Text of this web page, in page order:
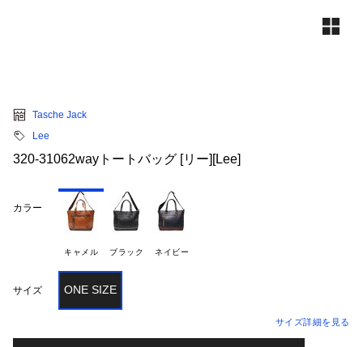
Tasche Jack
Lee
320-31062wayトートバッグ [リー][Lee]
カラー
キャメル ブラック ネイビー
サイズ ONE SIZE
サイズ詳細を見る